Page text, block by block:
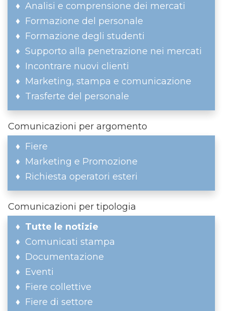
Analisi e comprensione dei mercati
Formazione del personale
Formazione degli studenti
Supporto alla penetrazione nei mercati
Incontrare nuovi clienti
Marketing, stampa e comunicazione
Trasferte del personale
Comunicazioni per argomento
Fiere
Marketing e Promozione
Richiesta operatori esteri
Comunicazioni per tipologia
Tutte le notizie
Comunicati stampa
Documentazione
Eventi
Fiere collettive
Fiere di settore